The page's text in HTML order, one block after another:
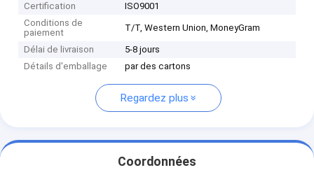
Certification
ISO9001
Conditions de
paiement
T/T, Western Union, MoneyGram
Délai de livraison
5-8 jours
Détails d'emballage
par des cartons
Regardez plus
Coordonnées